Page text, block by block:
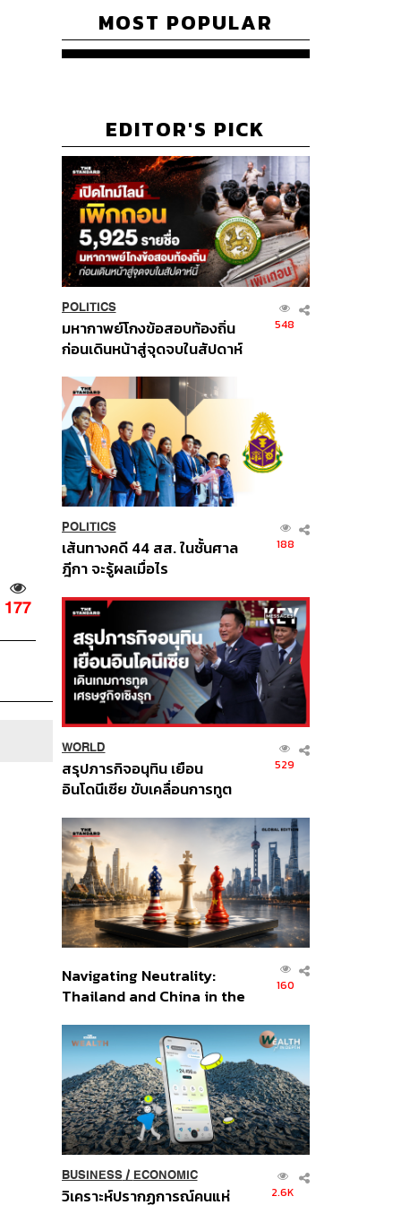
177
MOST POPULAR
EDITOR'S PICK
POLITICS
มหากาพย์โกงข้อสอบท้องถิ่น
ก่อนเดินหน้าสู่จุดจบในสัปดาห์
548
POLITICS
เส้นทางคดี 44 สส. ในชั้นศาล
ฎีกา จะรู้ผลเมื่อไร
188
WORLD
สรุปภารกิจอนุทิน เยือน
อินโดนีเซีย ขับเคลื่อนการทูต
ส่วนยุทธศาสตร์ไทย –
อินโดนีเซีย
529
Navigating Neutrality:
Thailand and China in the
Order
160
BUSINESS/ ECONOMIC
วิเคราะห์ปรากฏการณ์คนแห่ 2.6K